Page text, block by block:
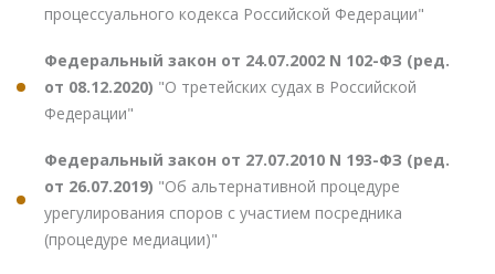
процессуального кодекса Российской Федерации"
Федеральный закон от 24.07.2002 N 102-ФЗ (ред.
от 08.12.2020) "О третейских судах в Российской
Федерации"
Федеральный закон от 27.07.2010 N 193-ФЗ (ред.
от 26.07.2019) "Об альтернативной процедуре
урегулирования споров с участием посредника
(процедуре медиации)"